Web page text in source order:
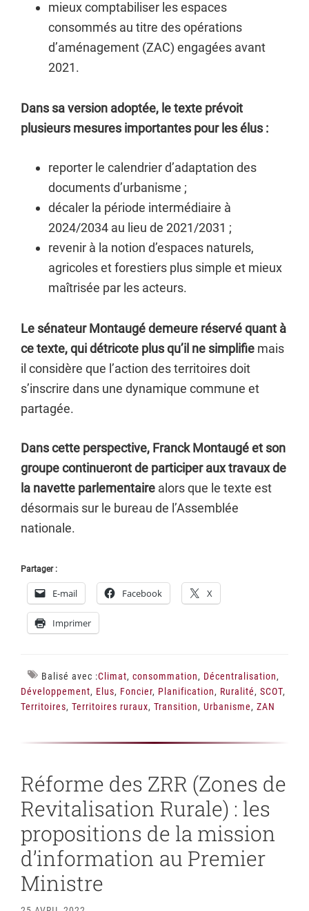
mieux comptabiliser les espaces
consommés au titre des opérations
d’aménagement (ZAC) engagées avant
2021.
Dans sa version adoptée, le texte prévoit
plusieurs mesures importantes pour les élus :
reporter le calendrier d’adaptation des
documents d’urbanisme ;
décaler la période intermédiaire à
2024/2034 au lieu de 2021/2031 ;
revenir à la notion d’espaces naturels,
agricoles et forestiers plus simple et mieux
maîtrisée par les acteurs.
Le sénateur Montaugé demeure réservé quant à
ce texte, qui détricote plus qu’il ne simplifie mais
il considère que l’action des territoires doit
s’inscrire dans une dynamique commune et
partagée.
Dans cette perspective, Franck Montaugé et son
groupe continueront de participer aux travaux de
la navette parlementaire alors que le texte est
désormais sur le bureau de l’Assemblée
nationale.
Partager :
E-mail Facebook X
Imprimer
Balisé avec :Climat, consommation, Décentralisation,
Développement, Elus, Foncier, Planification, Ruralité, SCOT,
Territoires, Territoires ruraux, Transition, Urbanisme, ZAN
Réforme des ZRR (Zones de
Revitalisation Rurale) : les
propositions de la mission
d’information au Premier
Ministre